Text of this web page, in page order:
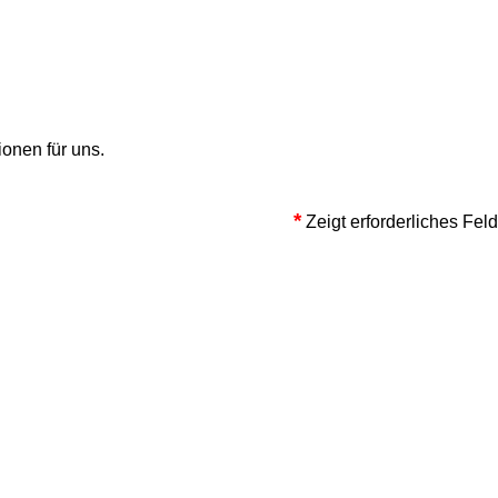
für uns.
*Zeigt erforderliches Feld